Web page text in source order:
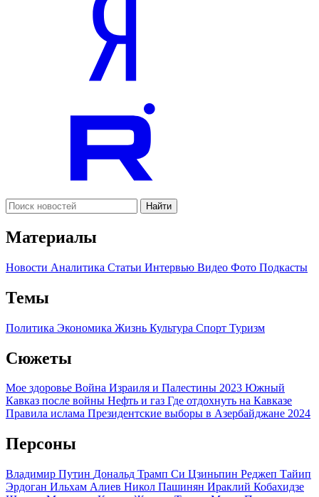
Найти
Материалы
Новости Аналитика Статьи Интервью Видео Фото Подкасты
Темы
Политика Экономика Жизнь Культура Спорт Туризм
Сюжеты
Мое здоровье Война Израиля и Палестины 2023 Южный
Кавказ после войны Нефть и газ Где отдохнуть на Кавказе
Правила ислама Президентские выборы в Азербайджане 2024
Персоны
Владимир Путин Дональд Трамп Си Цзиньпин Реджеп Тайип
Эрдоган Ильхам Алиев Никол Пашинян Ираклий Кобахидзе